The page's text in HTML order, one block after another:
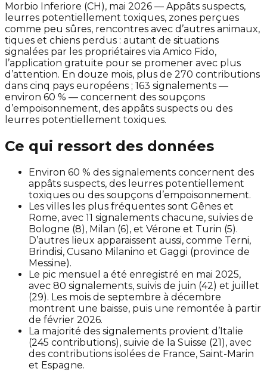
Morbio Inferiore (CH), mai 2026 — Appâts suspects,
leurres potentiellement toxiques, zones perçues
comme peu sûres, rencontres avec d’autres animaux,
tiques et chiens perdus : autant de situations
signalées par les propriétaires via Amico Fido,
l’application gratuite pour se promener avec plus
d’attention. En douze mois, plus de 270 contributions
dans cinq pays européens ; 163 signalements —
environ 60 % — concernent des soupçons
d’empoisonnement, des appâts suspects ou des
leurres potentiellement toxiques.
Ce qui ressort des données
Environ 60 % des signalements concernent des
appâts suspects, des leurres potentiellement
toxiques ou des soupçons d’empoisonnement.
Les villes les plus fréquentes sont Gênes et
Rome, avec 11 signalements chacune, suivies de
Bologne (8), Milan (6), et Vérone et Turin (5).
D’autres lieux apparaissent aussi, comme Terni,
Brindisi, Cusano Milanino et Gaggi (province de
Messine).
Le pic mensuel a été enregistré en mai 2025,
avec 80 signalements, suivis de juin (42) et juillet
(29). Les mois de septembre à décembre
montrent une baisse, puis une remontée à partir
de février 2026.
La majorité des signalements provient d’Italie
(245 contributions), suivie de la Suisse (21), avec
des contributions isolées de France, Saint-Marin
et Espagne.